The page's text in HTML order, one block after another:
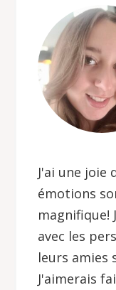
J'ai une joie
émotions
magnifique!
avec les
leurs amies
J'aimerais